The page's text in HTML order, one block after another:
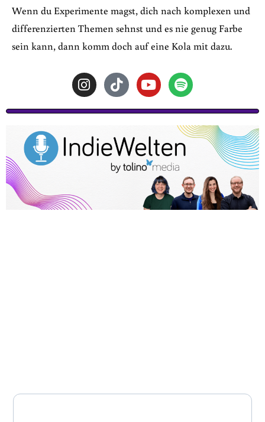
Wenn du Experimente magst, dich nach komplexen und
differenzierten Themen sehnst und es nie genug Farbe
sein kann, dann komm doch auf eine Kola mit dazu.